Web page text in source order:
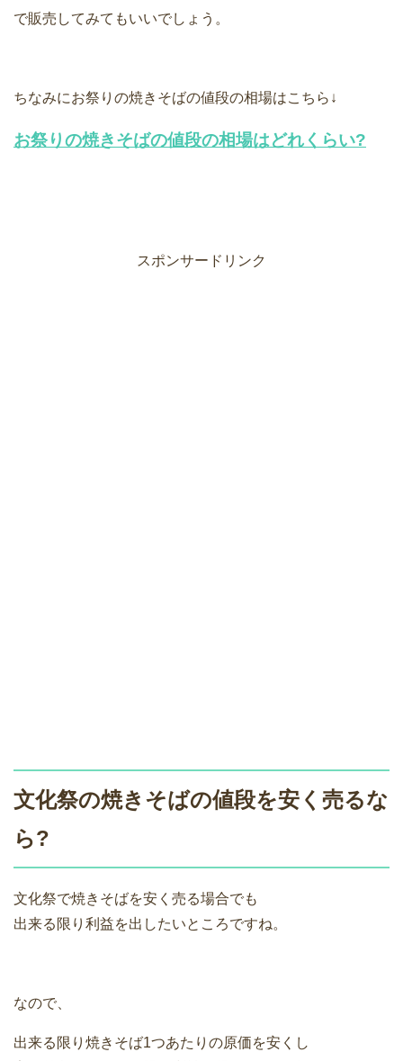
で販売してみてもいいでしょう。
ちなみにお祭りの焼きそばの値段の相場はこちら↓
お祭りの焼きそばの値段の相場はどれくらい?
スポンサードリンク
文化祭の焼きそばの値段を安く売るな
ら?
文化祭で焼きそばを安く売る場合でも
出来る限り利益を出したいところですね。
なので、
出来る限り焼きそば1つあたりの原価を安くし